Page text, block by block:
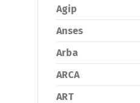
Agip
Anses
Arba
ARCA
ART